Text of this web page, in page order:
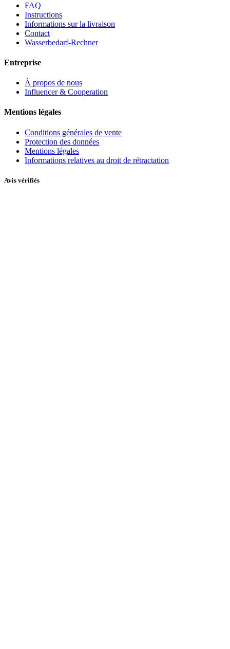
FAQ
Instructions
Informations sur la livraison
Contact
Wasserbedarf-Rechner
Entreprise
À propos de nous
Influencer & Cooperation
Mentions légales
Conditions générales de vente
Protection des données
Mentions légales
Informations relatives au droit de rétractation
Avis vérifiés